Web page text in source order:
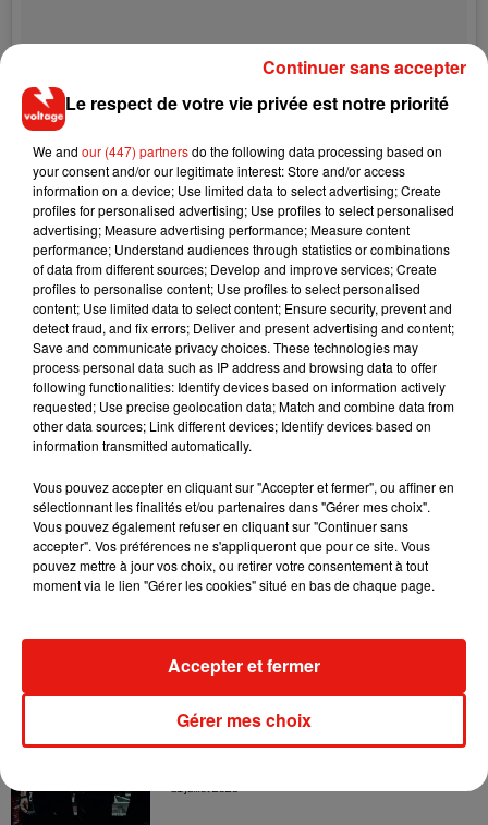
#aboutyesterday #16juillet2018 #mylove #myprecious
#sohappy #happymum #happytime #myfamily
�x�‍�x�‍�x�‍�x� #welcomemybaby
�xÈxÈ�xÈxÈxÈxÈx�
Une publication partagée parKarine Ferri(@karineferri) le16 Juil. 2018 à 10 :52 PDT
Musique
6 août 2026
dimension avec son premier...
3 août 2026
Swedish House Mafia et Lykke Li
Le respect de votre vie privée est notre priorité
We and our (447) partnersdo the following data processing based on
your consent and/or our legitimate interest: Store and/or access
information on a device; Use limited data to select advertising; Create
profiles for personalised advertising; Use profiles to select personalised
advertising; Measure advertising performance; Measure content
performance; Understand audiences through statistics or combinations
of data from different sources; Develop and improve services; Create
profiles to personalise content; Use profiles to select personalised
content; Use limited data to select content; Ensure security, prevent and
detect fraud, and fix errors; Deliver and present advertising and content;
Save and communicate privacy choices. These technologies may
process personal data such as IP address and browsing data to offer
following functionalities: Identify devices based on information actively
requested; Use precise geolocation data; Match and combine data from
other data sources; Link different devices; Identify devices based on
information transmitted automatically.
Vous pouvez accepter en cliquant sur "Accepter et fermer", ou affiner en
sélectionnant les finalités et/ou partenaires dans "Gérer mes choix".
Vous pouvez également refuser en cliquant sur "Continuer sans
accepter". Vos préférences ne s'appliqueront que pour ce site. Vous
pouvez mettre à jour vos choix, ou retirer votre consentement à tout
moment via le lien "Gérer les cookies" situé en bas de chaque page.
Gérer mes choix
Accepter et fermer
Continuer sans accepter